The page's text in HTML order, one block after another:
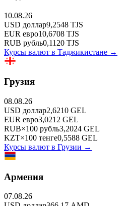
10.08.26
USD доллар9,2548 TJS
EUR евро10,6708 TJS
RUB рубль0,1120 TJS
Курсы валют в Таджикистане →
Грузия
08.08.26
USD доллар2,6210 GEL
EUR евро3,0212 GEL
RUB×100 рубль3,2024 GEL
KZT×100 тенге0,5588 GEL
Курсы валют в Грузии →
Армения
07.08.26